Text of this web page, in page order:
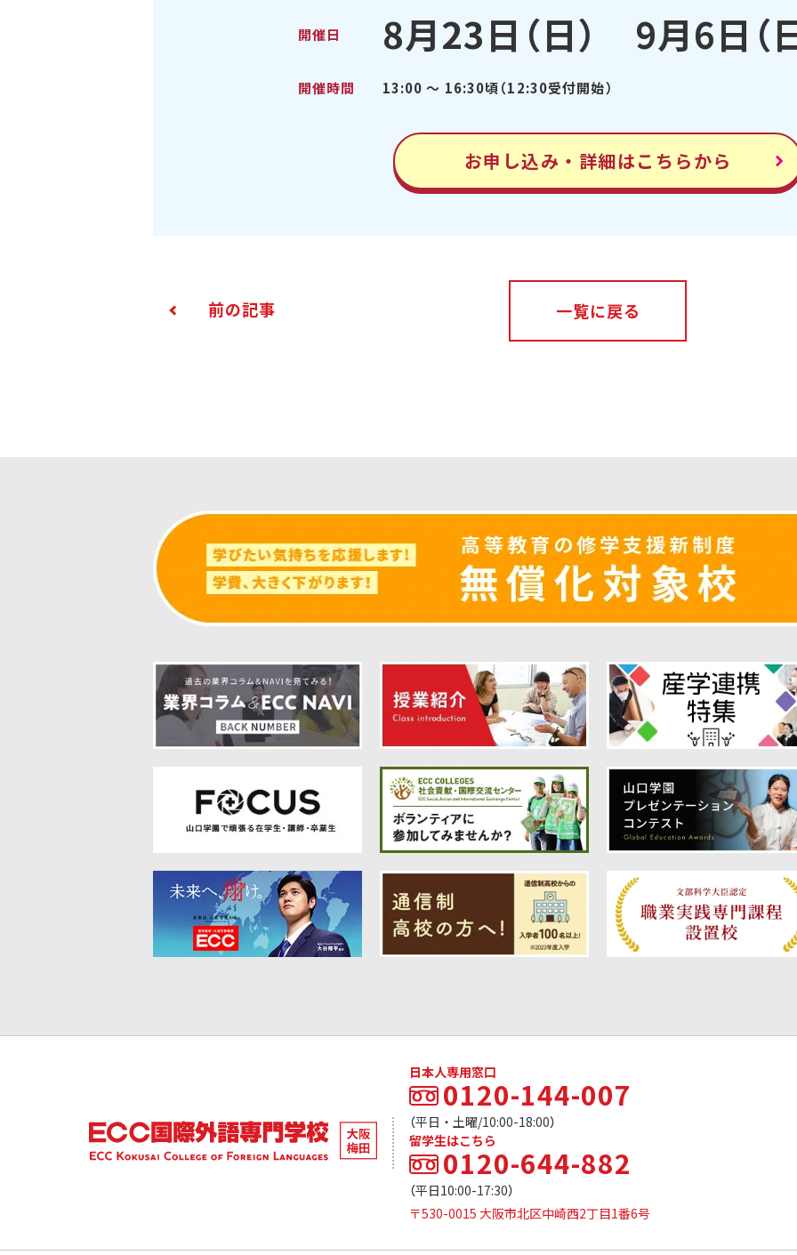
開催日 8月23日（日） 9月6日（
開催時間 13:00 ～ 16:30頃（12:30受付開始）
お申し込み・詳細はこちらから
前の記事 一覧に戻る
日本人専用窓口
0120-144-007
（平日・土曜/10:00-18:00）
留学生はこちら
0120-644-882
（平日10:00-17:30）
〒530-0015 大阪市北区中崎西2丁目1番6号